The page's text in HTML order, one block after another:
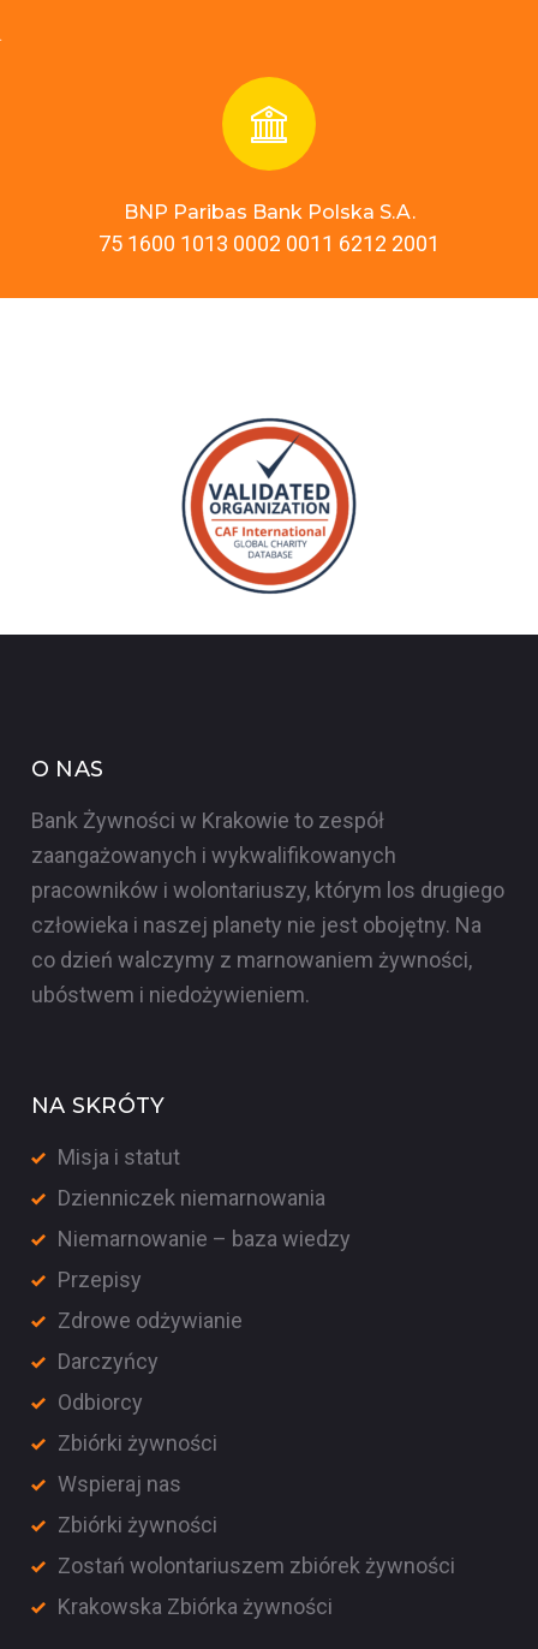
BNP Paribas Bank Polska S.A.
75 1600 1013 0002 0011 6212 2001
O NAS
Bank Żywności w Krakowie to zespół
zaangażowanych i wykwalifikowanych
pracowników i wolontariuszy, którym los drugiego
człowieka i naszej planety nie jest obojętny. Na
co dzień walczymy z marnowaniem żywności,
ubóstwem i niedożywieniem.
NA SKRÓTY
Misja i statut
Dzienniczek niemarnowania
Niemarnowanie – baza wiedzy
Przepisy
Zdrowe odżywianie
Darczyńcy
Odbiorcy
Zbiórki żywności
Wspieraj nas
Zbiórki żywności
Zostań wolontariuszem zbiórek żywności
Krakowska Zbiórka żywności